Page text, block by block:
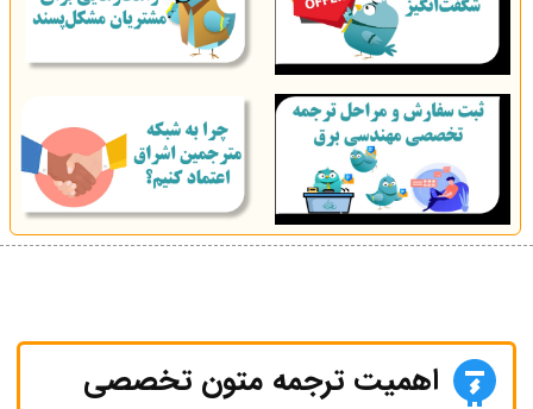
اهمیت ترجمه متون تخصصی